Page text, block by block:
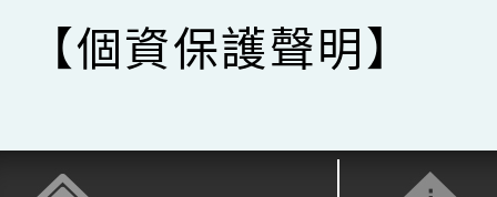
【個資保護聲明】